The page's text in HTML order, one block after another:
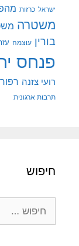
ישראל כרזות
משטרה
בורין עוצמה
פנחס
רועי צזנה
תרבות ארגונית
חיפוש